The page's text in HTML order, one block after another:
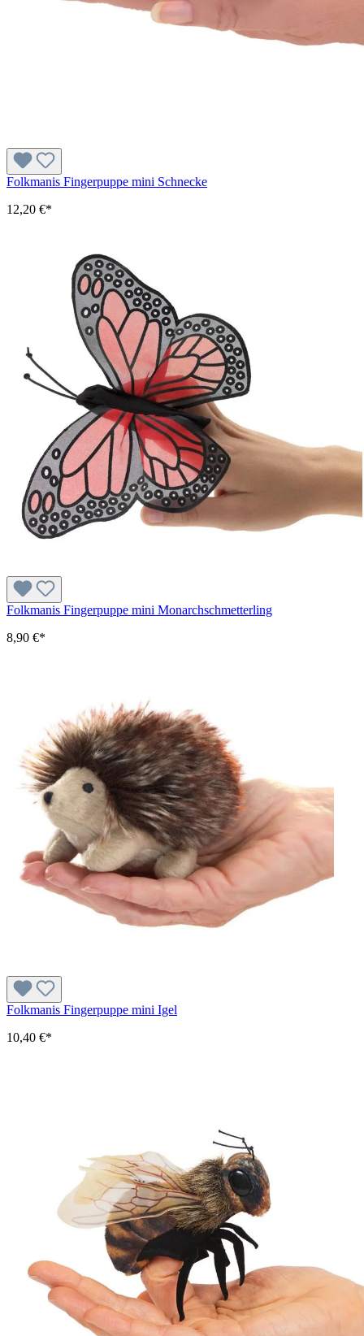
Folkmanis Fingerpuppe mini Schnecke
12,20 €*
Folkmanis Fingerpuppe mini Monarchschmetterling
8,90 €*
Folkmanis Fingerpuppe mini Igel
10,40 €*